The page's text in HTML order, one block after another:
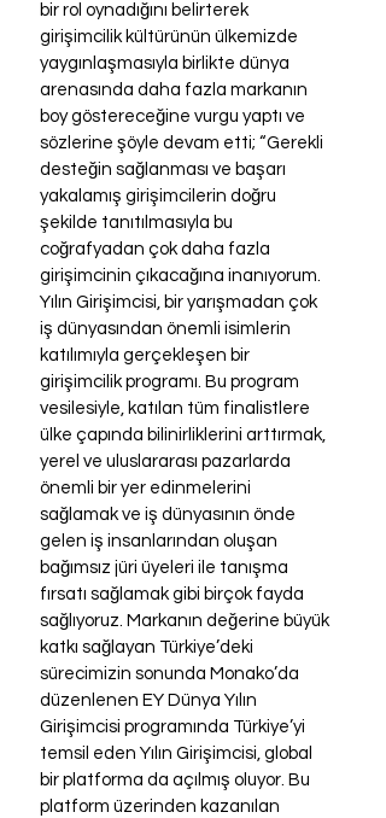
bir rol oynadığını belirterek
girişimcilik kültürünün ülkemizde
yaygınlaşmasıyla birlikte dünya
arenasında daha fazla markanın
boy göstereceğine vurgu yaptı ve
sözlerine şöyle devam etti; “Gerekli
desteğin sağlanması ve başarı
yakalamış girişimcilerin doğru
şekilde tanıtılmasıyla bu
coğrafyadan çok daha fazla
girişimcinin çıkacağına inanıyorum.
Yılın Girişimcisi, bir yarışmadan çok
iş dünyasından önemli isimlerin
katılımıyla gerçekleşen bir
girişimcilik programı. Bu program
vesilesiyle, katılan tüm finalistlere
ülke çapında bilinirliklerini arttırmak,
yerel ve uluslararası pazarlarda
önemli bir yer edinmelerini
sağlamak ve iş dünyasının önde
gelen iş insanlarından oluşan
bağımsız jüri üyeleri ile tanışma
fırsatı sağlamak gibi birçok fayda
sağlıyoruz. Markanın değerine büyük
katkı sağlayan Türkiye’deki
sürecimizin sonunda Monako’da
düzenlenen EY Dünya Yılın
Girişimcisi programında Türkiye’yi
temsil eden Yılın Girişimcisi, global
bir platforma da açılmış oluyor. Bu
platform üzerinden kazanılan